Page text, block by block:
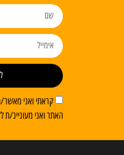
קראתי ואני
האתר ואני מעוניינ/ת